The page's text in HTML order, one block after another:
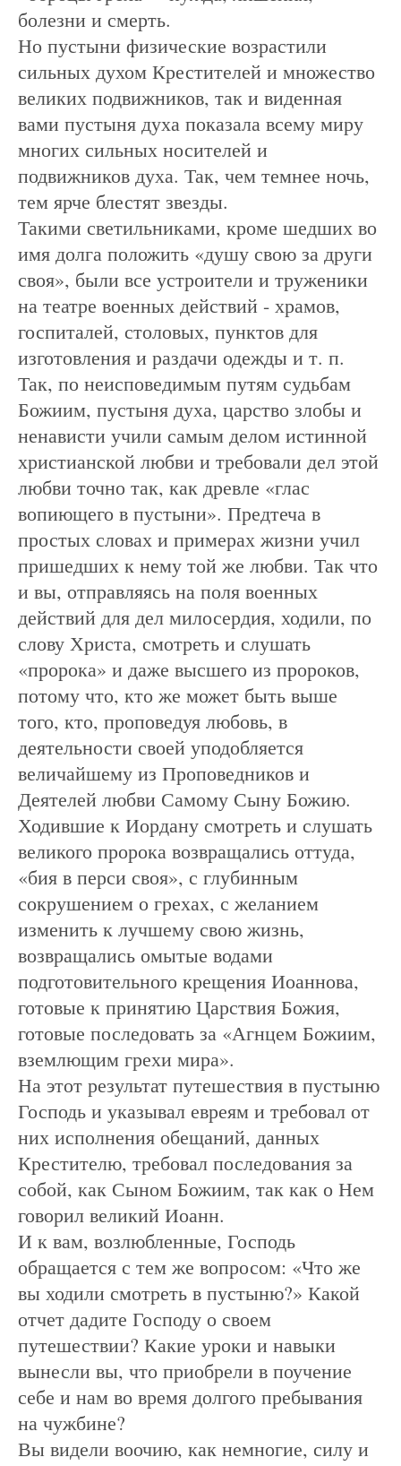
болезни и смерть.
Но пустыни физические возрастили
сильных духом Крестителей и множество
великих подвижников, так и виденная
вами пустыня духа показала всему миру
многих сильных носителей и
подвижников духа. Так, чем темнее ночь,
тем ярче блестят звезды.
Такими светильниками, кроме шедших во
имя долга положить «душу свою за други
своя», были все устроители и труженики
на театре военных действий - храмов,
госпиталей, столовых, пунктов для
изготовления и раздачи одежды и т. п.
Так, по неисповедимым путям судьбам
Божиим, пустыня духа, царство злобы и
ненависти учили самым делом истинной
христианской любви и требовали дел этой
любви точно так, как древле «глас
вопиющего в пустыни». Предтеча в
простых словах и примерах жизни учил
пришедших к нему той же любви. Так что
и вы, отправляясь на поля военных
действий для дел милосердия, ходили, по
слову Христа, смотреть и слушать
«пророка» и даже высшего из пророков,
потому что, кто же может быть выше
того, кто, проповедуя любовь, в
деятельности своей уподобляется
величайшему из Проповедников и
Деятелей любви Самому Сыну Божию.
Ходившие к Иордану смотреть и слушать
великого пророка возвращались оттуда,
«бия в перси своя», с глубинным
сокрушением о грехах, с желанием
изменить к лучшему свою жизнь,
возвращались омытые водами
подготовительного крещения Иоаннова,
готовые к принятию Царствия Божия,
готовые последовать за «Агнцем Божиим,
вземлющим грехи мира».
На этот результат путешествия в пустыню
Господь и указывал евреям и требовал от
них исполнения обещаний, данных
Крестителю, требовал последования за
собой, как Сыном Божиим, так как о Нем
говорил великий Иоанн.
И к вам, возлюбленные, Господь
обращается с тем же вопросом: «Что же
вы ходили смотреть в пустыню?» Какой
отчет дадите Господу о своем
путешествии? Какие уроки и навыки
вынесли вы, что приобрели в поучение
себе и нам во время долгого пребывания
на чужбине?
Вы видели воочию, как немногие, силу и